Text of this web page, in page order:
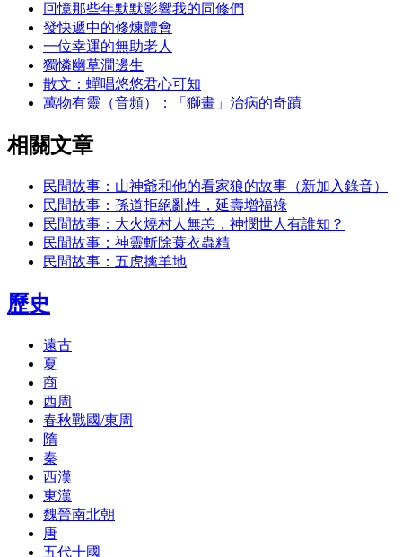
回憶那些年默默影響我的同修們
發快遞中的修煉體會
一位幸運的無助老人
獨憐幽草澗邊生
散文：蟬唱悠悠君心可知
萬物有靈（音頻）：「獅畫」治病的奇蹟
相關文章
民間故事：山神爺和他的看家狼的故事（新加入錄音）
民間故事：孫道拒絕亂性，延壽增福祿
民間故事：大火燒村人無恙，神憫世人有誰知？
民間故事：神靈斬除蓑衣蟲精
民間故事：五虎擒羊地
歷史
遠古
夏
商
西周
春秋戰國/東周
隋
秦
西漢
東漢
魏晉南北朝
唐
五代十國